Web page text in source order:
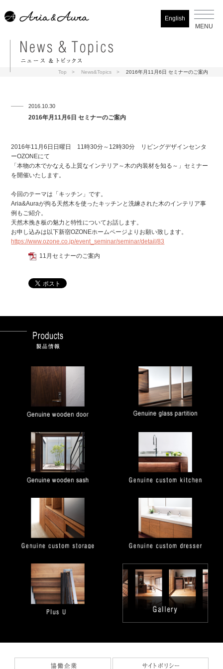
MENU
English
Top News&Topics 2016年月11月6日 セミナーのご案内
2016.10.30
2016年月11月6日 セミナーのご案内
2016年11月6日日曜日 11時30分～12時30分 リビングデザインセンタ
ーOZONEにて
「本物の木でかなえる上質なインテリア～木の内装材を知る～」セミナー
を開催いたします。
今回のテーマは「キッチン」です。
Aria&Auraが拘る天然木を使ったキッチンと洗練された木のインテリア事
例もご紹介。
天然木挽き板の魅力と特性についてお話します。
お申し込みは以下新宿OZONEホームページよりお願い致します。
https://www.ozone.co.jp/event_seminar/seminar/detail/83
11月セミナーのご案内